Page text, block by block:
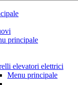
principale
elevatori elettrici
Menu principale